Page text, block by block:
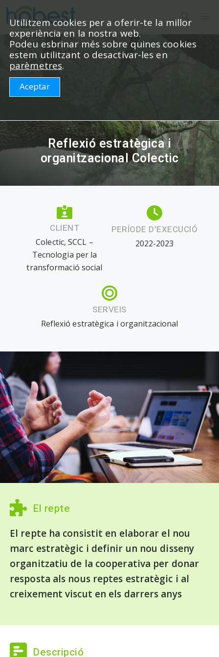
Vés
al
contingut
Reflexió estratègica i
organitzacional Colectic
CLIENT
Colectic, SCCL –
Tecnologia per la
transformació social
PERÍODE D'EXECUCIÓ
2022-2023
SERVEIS
Reflexió estratègica i organitzacional
El repte
El repte ha consistit en elaborar el nou
marc estratègic i definir un nou disseny
organitzatiu de la cooperativa per donar
resposta als nous reptes estratègic i al
creixement viscut en els darrers anys
Descripció
Utilitzem cookies per a oferir-te la millor
experiència en la nostra web.
Podeu esbrinar més sobre quines cookies
estem utilitzant o desactivar-les en
parèmetres.
Aceptar